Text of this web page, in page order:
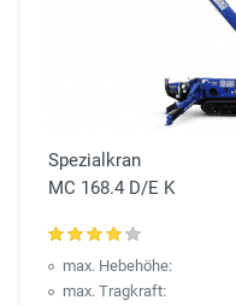
Spezialkran
MC 168.4 D/E K
max. Hebehöhe:
max. Tragkraft: